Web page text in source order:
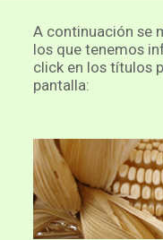
A continuación se
los que tenemos
click en los títulos
pantalla: